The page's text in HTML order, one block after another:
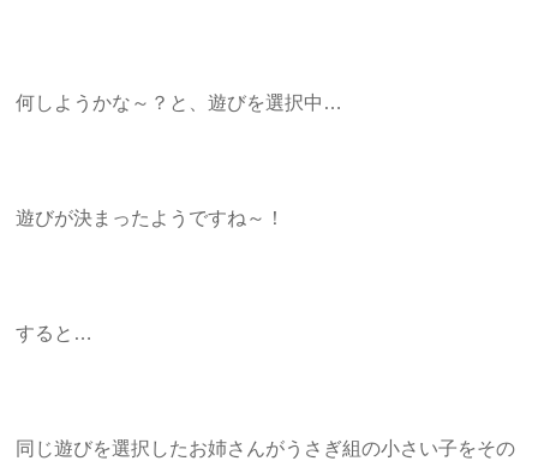
何しようかな～？と、遊びを選択中…
遊びが決まったようですね～！
すると…
同じ遊びを選択したお姉さんがうさぎ組の小さい子をその